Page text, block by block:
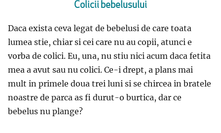
Colicii bebelusului
Daca exista ceva legat de bebelusi de care toata
lumea stie, chiar si cei care nu au copii, atunci e
vorba de colici. Eu, una, nu stiu nici acum daca fetita
mea a avut sau nu colici. Ce-i drept, a plans mai
mult in primele doua trei luni si se chircea in bratele
noastre de parca as fi durut-o burtica, dar ce
bebelus nu plange?